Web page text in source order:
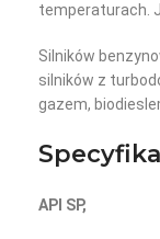
temperaturach.
Silników
silników z
gazem,
API SP,